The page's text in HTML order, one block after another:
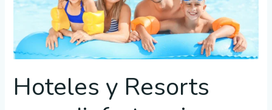
Hoteles y Resorts
sin
endeudarte:
viaje
de
fin
de